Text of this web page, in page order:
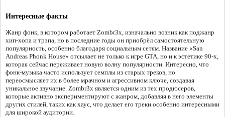
Интересные факты
Жанр фонк, в котором работает Zombr3x, изначально возник как поджанр
хип-хопа и трэпа, но в последние годы он приобрёл самостоятельную
популярность, особенно благодаря социальным сетям. Название «San
Andreas Phonk House» отсылает не только к игре GTA, но и к эстетике 90-х,
которая сейчас переживает новую волну популярности. Интересно, что
фонк-музыка часто использует семплы из старых треков, но
переосмысляет их в более мрачном и агрессивном ключе, создавая
уникальное звучание. Zombr3x является одним из тех продюсеров,
которые активно экспериментируют с жанром, добавляя в него элементы
других стилей, таких как хаус, что делает его треки особенно интересными
для широкой аудитории.